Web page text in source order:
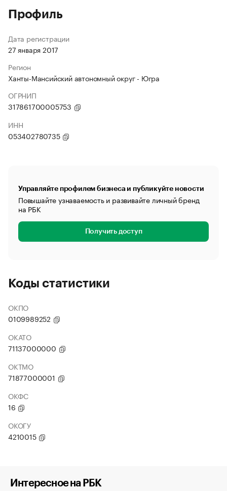
Профиль
Дата регистрации
27 января 2017
Регион
Ханты-Мансийский автономный округ - Югра
ОГРНИП
317861700005753
ИНН
053402780735
Управляйте профилем бизнеса и публикуйте новости
Повышайте узнаваемость и развивайте личный бренд
на РБК
Получить доступ
Коды статистики
ОКПО
0109989252
ОКАТО
71137000000
ОКТМО
71877000001
ОКФС
16
ОКОГУ
4210015
Интересное на РБК